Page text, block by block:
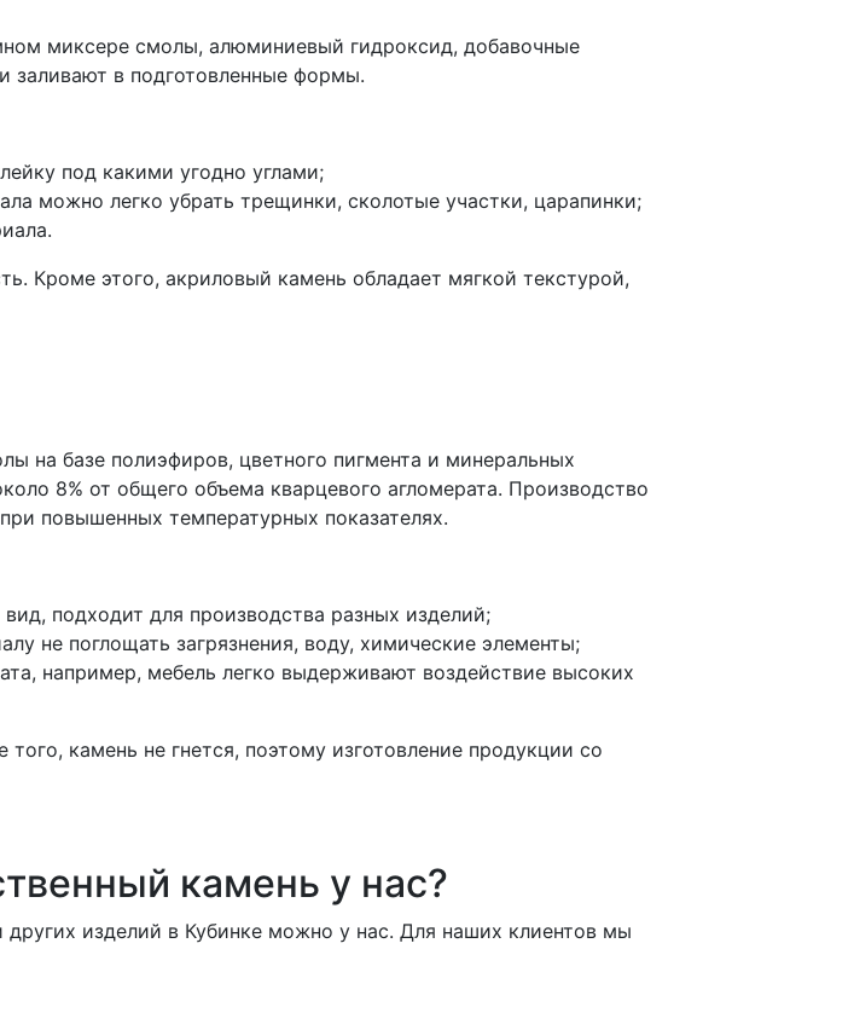
миксере смолы, алюминиевый гидроксид, добавочные
заливают в подготовленные формы.
под какими угодно углами;
можно легко убрать трещинки, сколотые участки, царапинки;
Кроме этого, акриловый камень обладает мягкой текстурой,
на базе полиэфиров, цветного пигмента и минеральных
8% от общего объема кварцевого агломерата. Производство
повышенных температурных показателях.
подходит для производства разных изделий;
не поглощать загрязнения, воду, химические элементы;
например, мебель легко выдерживают воздействие высоких
камень не гнется, поэтому изготовление продукции со
камень у нас?
изделий в Кубинке можно у нас. Для наших клиентов мы